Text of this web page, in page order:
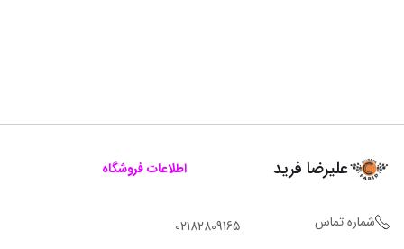
علیرضا فرید اطلاعات فروشگاه
شماره تماس 02182809165